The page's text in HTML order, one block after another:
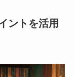
ントを活用